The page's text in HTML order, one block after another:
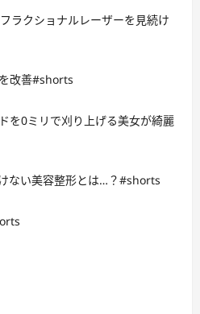
ラクショナルレーザーを見続け
改善#shorts
を0ミリで刈り上げる美女が綺麗
ない美容整形とは…？#shorts